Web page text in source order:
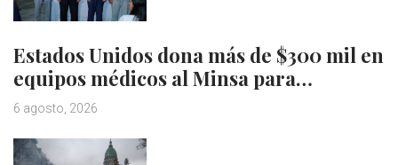
Estados Unidos dona más de $300 mil en
equipos médicos al Minsa para…
6 agosto, 2026